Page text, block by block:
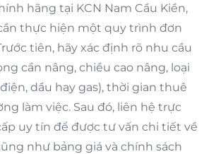
hãng tại KCN Nam Cầu Kiền,
thực hiện một quy trình đơn
tiên, hãy xác định rõ nhu cầu
cần nâng, chiều cao nâng, loại
dầu hay gas), thời gian thuê
làm việc. Sau đó, liên hệ trực
uy tín để được tư vấn chi tiết về
như bảng giá và chính sách